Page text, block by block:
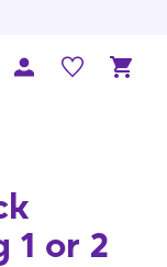
or 2